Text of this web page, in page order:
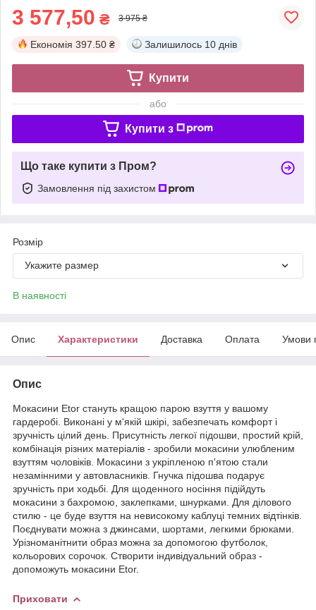
3 577,50 ₴ 3 975 ₴
Економія 397.50 ₴ Залишилось 10 днів
Купити
або
Купити з
Що таке купити з Пром?
Замовлення під захистом
Розмір
Укажите размер
В наявності
Опис Характеристики Доставка Оплата Умови
Опис
Мокасини Etor стануть кращою парою взуття у вашому
гардеробі. Виконані у м'якій шкірі, забезпечать комфорт і
зручність цілий день. Присутність легкої підошви, простий крій,
комбінація різних матеріалів - зробили мокасини улюбленим
взуттям чоловіків. Мокасини з укріпленою п'ятою стали
незамінними у автовласників. Гнучка підошва подарує
зручність при ходьбі. Для щоденного носіння підійдуть
мокасини з бахромою, заклепками, шнурками. Для ділового
стилю - це буде взуття на невисокому каблуці темних відтінків.
Поєднувати можна з джинсами, шортами, легкими брюками.
Урізноманітнити образ можна за допомогою футболок,
кольорових сорочок. Створити індивідуальний образ -
допоможуть мокасини Etor.
Приховати